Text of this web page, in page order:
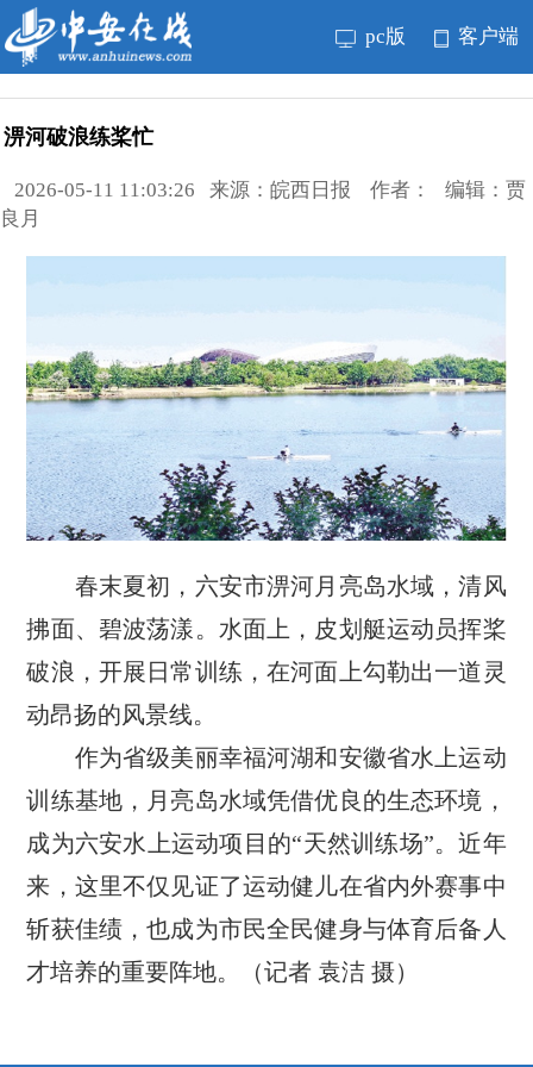
pc版 客户端
淠河破浪练桨忙
2026-05-11 11:03:26 来源：皖西日报 作者： 编辑：贾
良月
春末夏初，六安市淠河月亮岛水域，清风
拂面、碧波荡漾。水面上，皮划艇运动员挥桨
破浪，开展日常训练，在河面上勾勒出一道灵
动昂扬的风景线。
作为省级美丽幸福河湖和安徽省水上运动
训练基地，月亮岛水域凭借优良的生态环境，
成为六安水上运动项目的“天然训练场”。近年
来，这里不仅见证了运动健儿在省内外赛事中
斩获佳绩，也成为市民全民健身与体育后备人
才培养的重要阵地。（记者 袁洁 摄）